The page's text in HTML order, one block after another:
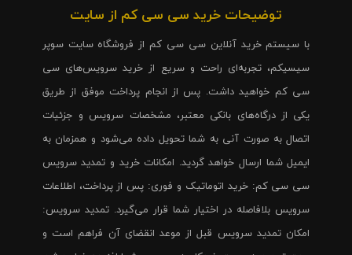
توضیحات خرید سی سی کم از سایت
با سیستم خرید آنلاین سی سی کم از فروشگاه سایت سوپر
سیسیکم، تجربه‌ای راحت و سریع از خرید سرویس‌های سی
سی کم خواهید داشت. پس از انجام پرداخت موفق از طریق
یکی از درگاه‌های بانکی معتبر، مشخصات سرویس و جزئیات
اتصال به صورت آنی به شما تحویل داده می‌شود و همزمان به
ایمیل شما ارسال خواهد گردید. امکانات خرید و تمدید سرویس
سی سی کم: خرید اتوماتیک و فوری: پس از پرداخت، اطلاعات
سرویس بلافاصله در اختیار شما قرار می‌گیرد. تمدید سرویس:
امکان تمدید سرویس قبل از موعد انقضای آن فراهم است و